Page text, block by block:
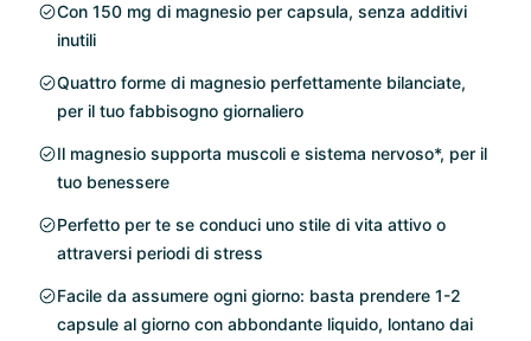
Con 150 mg di magnesio per capsula, senza additivi
inutili
Quattro forme di magnesio perfettamente bilanciate,
per il tuo fabbisogno giornaliero
Il magnesio supporta muscoli e sistema nervoso*, per il
tuo benessere
Perfetto per te se conduci uno stile di vita attivo o
attraversi periodi di stress
Facile da assumere ogni giorno: basta prendere 1-2
capsule al giorno con abbondante liquido, lontano dai